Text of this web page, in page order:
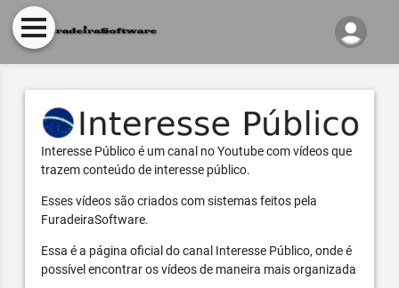
Interesse Público é um canal no Youtube com vídeos que
trazem conteúdo de interesse público.
Esses vídeos são criados com sistemas feitos pela
FuradeiraSoftware.
Essa é a página oficial do canal Interesse Público, onde é
possível encontrar os vídeos de maneira mais organizada